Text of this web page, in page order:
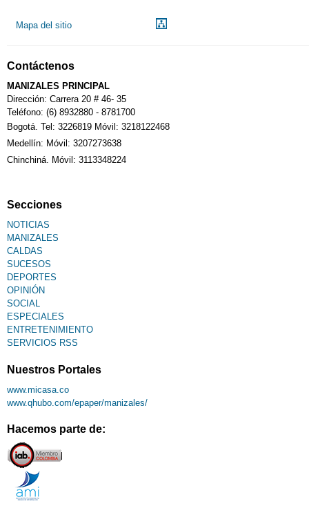
Mapa del sitio
Contáctenos
MANIZALES PRINCIPAL
Dirección: Carrera 20 # 46- 35
Teléfono: (6) 8932880 - 8781700
Bogotá. Tel: 3226819 Móvil: 3218122468
Medellín: Móvil: 3207273638
Chinchiná. Móvil: 3113348224
Secciones
NOTICIAS
MANIZALES
CALDAS
SUCESOS
DEPORTES
OPINIÓN
SOCIAL
ESPECIALES
ENTRETENIMIENTO
SERVICIOS RSS
Nuestros Portales
www.micasa.co
www.qhubo.com/epaper/manizales/
Hacemos parte de: